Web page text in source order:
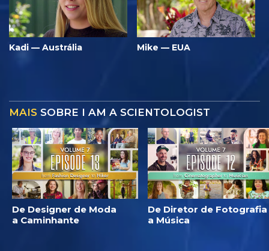
Kadi — Austrália Mike — EUA
MAIS SOBRE I AM A SCIENTOLOGIST
De Designer de Moda
a Caminhante
De Diretor de Fotografia
a Música